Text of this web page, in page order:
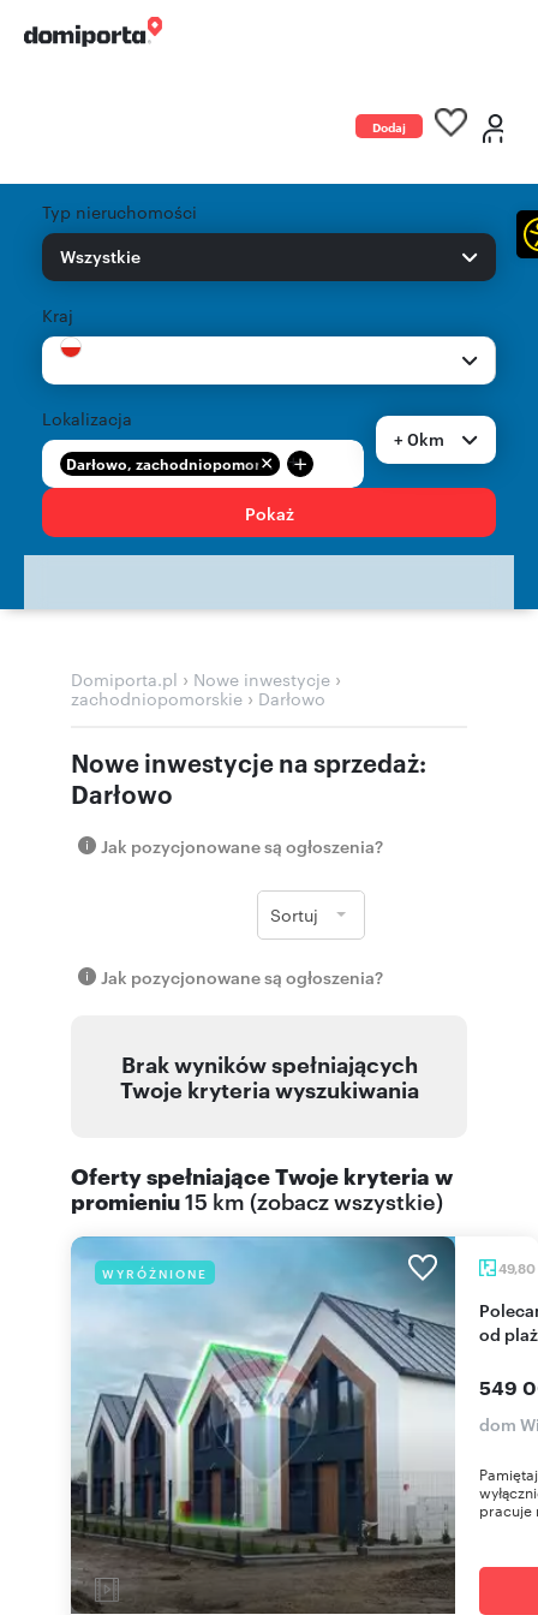
Dodaj
Typ nieruchomości
Wszystkie
Kraj
Lokalizacja
Darłowo, zachodniopomor... +
+ 0km
Pokaż
Domiporta.pl › Nowe inwestycje ›
zachodniopomorskie › Darłowo
Nowe inwestycje na sprzedaż:
Darłowo
Jak pozycjonowane są ogłoszenia?
Sortuj
Jak pozycjonowane są ogłoszenia?
Brak wyników spełniających
Twoje kryteria wyszukiwania
Oferty spełniające Twoje kryteria w
promieniu15 km (zobacz wszystkie)
WYRÓŻNIONE 49,80
Polecam nowoczesny dom nad Bałtykiem 150 m
od
549
dom
pracuje